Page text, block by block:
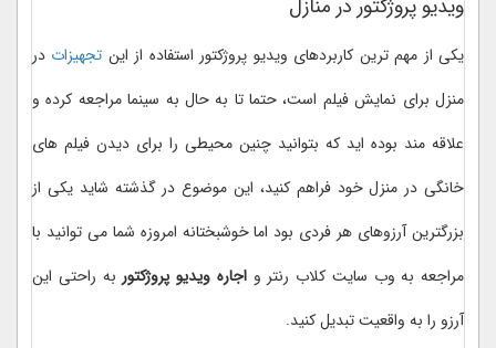
یکی از مهم ترین کاربردهای ویدیو پروژکتور استفاده از این تجهیزات در
منزل برای نمایش فیلم است، حتما تا به حال به سینما مراجعه کرده و
علاقه مند بوده اید که بتوانید چنین محیطی را برای دیدن فیلم های
خانگی در منزل خود فراهم کنید، این موضوع در گذشته شاید یکی از
بزرگترین آرزوهای هر فردی بود اما خوشبختانه امروزه شما می توانید با
مراجعه به وب سایت کلاب رنتر واجاره ویدیو پروژکتور به راحتی این
آرزو را به واقعیت تبدیل کنید.